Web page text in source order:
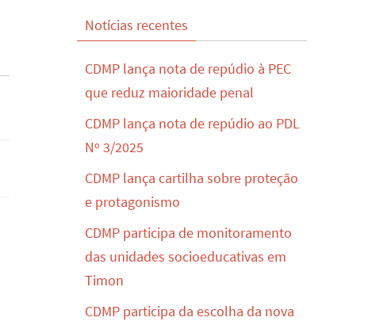
Notícias recentes
CDMP lança nota de repúdio à PEC
que reduz maioridade penal
CDMP lança nota de repúdio ao PDL
Nº 3/2025
CDMP lança cartilha sobre proteção
e protagonismo
CDMP participa de monitoramento
das unidades socioeducativas em
Timon
CDMP participa da escolha da nova